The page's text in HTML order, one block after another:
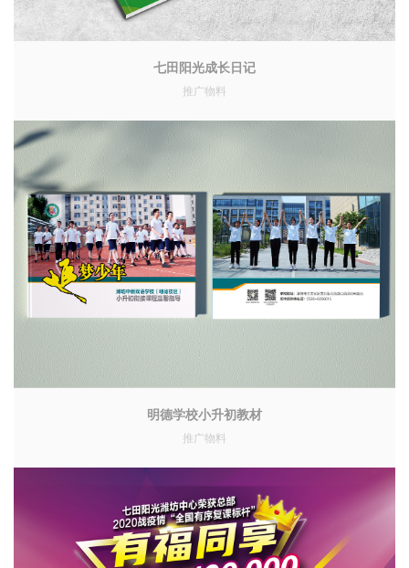
七田阳光成长日记
推广物料
明德学校小升初教材
推广物料